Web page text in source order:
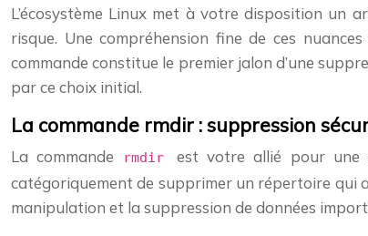
L’écosystème Linux met à votre disposition un
risque. Une compréhension fine de ces
commande constitue le premier jalon d’une
par ce choix initial.
La commande rmdir : suppression
La commande rmdir est votre allié pour une
catégoriquement de supprimer un répertoire qui
manipulation et la suppression de données